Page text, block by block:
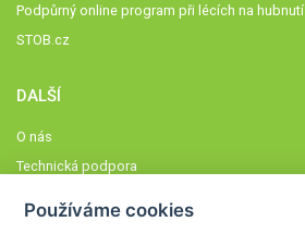
Podpůrný online program při lécích na hubnutí
STOB.cz
DALŠÍ
O nás
Technická podpora
Používáme cookies